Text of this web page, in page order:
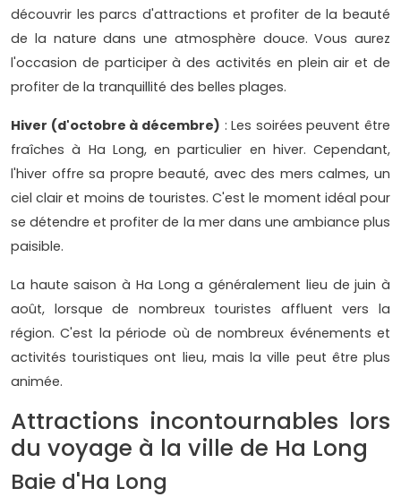
découvrir les parcs d'attractions et profiter de la beauté
de la nature dans une atmosphère douce. Vous aurez
l'occasion de participer à des activités en plein air et de
profiter de la tranquillité des belles plages.
Hiver (d'octobre à décembre) : Les soirées peuvent être
fraîches à Ha Long, en particulier en hiver. Cependant,
l'hiver offre sa propre beauté, avec des mers calmes, un
ciel clair et moins de touristes. C'est le moment idéal pour
se détendre et profiter de la mer dans une ambiance plus
paisible.
La haute saison à Ha Long a généralement lieu de juin à
août, lorsque de nombreux touristes affluent vers la
région. C'est la période où de nombreux événements et
activités touristiques ont lieu, mais la ville peut être plus
animée.
Attractions incontournables lors
du voyage à la ville de Ha Long
Baie d'Ha Long